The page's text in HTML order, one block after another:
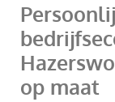
op maat